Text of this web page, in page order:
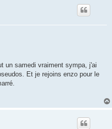
un samedi vraiment sympa, j'ai
Et je rejoins enzo pour le